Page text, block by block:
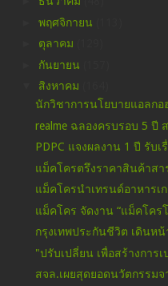
พฤศจิกายน
ตุลาคม
กันยายน
สิงหาคม
นักวิชาการนโยบายแอลก
realme ฉลองครบรอบ 5 ปี
PDPC แจงผลงาน 1 ปี รับเ
แม็คโครตรึงราคาสินค้าส
แม็คโครนำเทรนด์อาหาร
แม็คโคร จัดงาน “แม็คโคร
กรุงเทพประกันชีวิต เดินห
"ปรับเปลี่ยน เพื่อสร้างกา
สจล.เผยสุดยอดนวัตกรรม